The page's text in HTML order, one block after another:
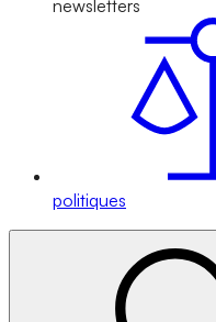
newsletters
politiques